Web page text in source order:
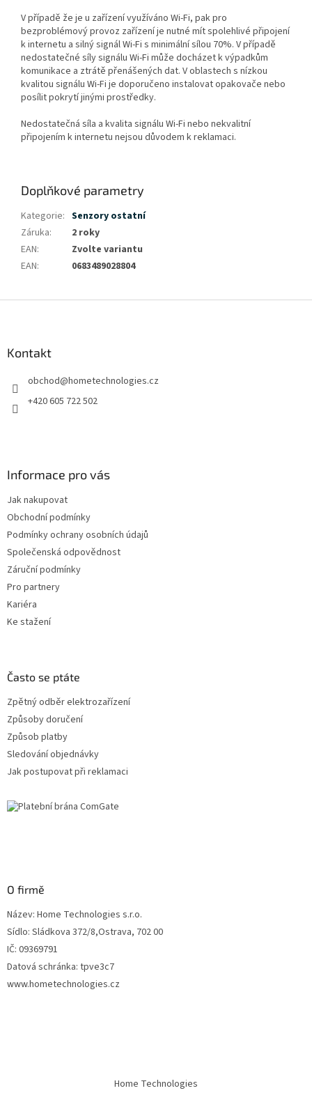
V případě že je u zařízení využíváno Wi-Fi, pak pro
bezproblémový provoz zařízení je nutné mít spolehlivé připojení
k internetu a silný signál Wi-Fi s minimální sílou 70%. V případě
nedostatečné síly signálu Wi-Fi může docházet k výpadkům
komunikace a ztrátě přenášených dat. V oblastech s nízkou
kvalitou signálu Wi-Fi je doporučeno instalovat opakovače nebo
posílit pokrytí jinými prostředky.
Nedostatečná síla a kvalita signálu Wi-Fi nebo nekvalitní
připojením k internetu nejsou důvodem k reklamaci.
Doplňkové parametry
Kategorie: Senzory ostatní
Záruka:
2 roky
EAN:
Zvolte variantu
EAN: 0683489028804
Kontakt
obchod@hometechnologies.cz
+420 605 722 502
Informace pro vás
Jak nakupovat
Obchodní podmínky
Podmínky ochrany osobních údajů
Společenská odpovědnost
Záruční podmínky
Pro partnery
Kariéra
Ke stažení
Často se ptáte
Zpětný odběr elektrozařízení
Způsoby doručení
Způsob platby
Sledování objednávky
Jak postupovat při reklamaci
O firmě
Název: Home Technologies s.r.o.
Sídlo: Sládkova 372/8,Ostrava, 702 00
IČ: 09369791
Datová schránka: tpve3c7
www.hometechnologies.cz
Home Technologies